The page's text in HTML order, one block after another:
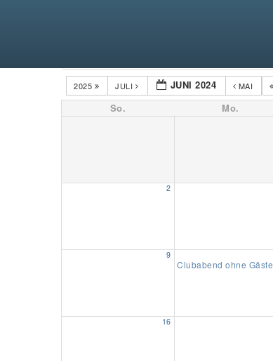
MAI
JUNI 2024
JULI
2025
So. Mo.
2
9
Clubabend ohne Gäste
16